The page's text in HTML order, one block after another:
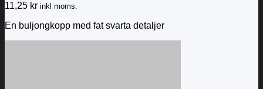
11,25 kr inkl moms.
En buljongkopp med fat svarta detaljer